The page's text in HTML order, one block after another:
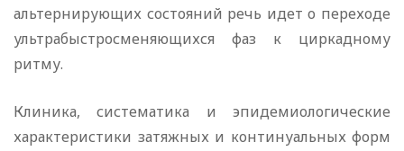
альтернирующих состояний речь идет о переходе
ультрабыстросменяющихся фаз к циркадному
ритму.
Клиника, систематика и эпидемиологические
характеристики затяжных и континуальных форм